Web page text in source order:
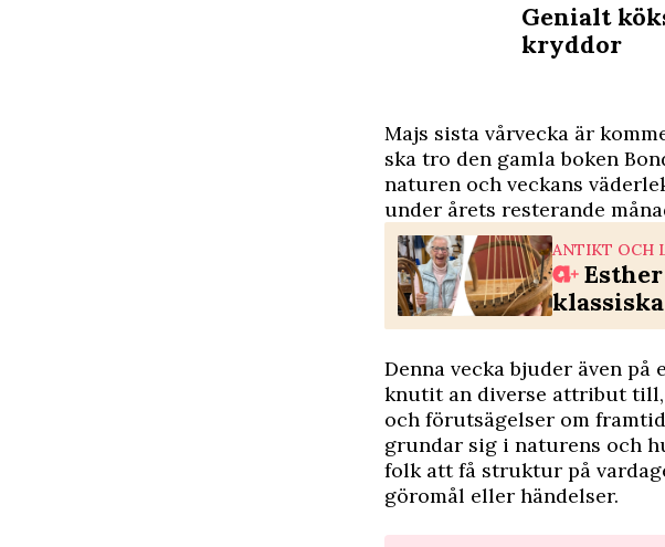
Genialt
kryddor
Majs sista vårvecka är
ska tro den gamla boken
naturen och veckans
under årets resterande
ANTIKT OCH
Denna vecka bjuder även på
knutit an diverse attribut till,
och förutsägelser om
grundar sig i naturens och
folk att få struktur på
göromål eller händelser.